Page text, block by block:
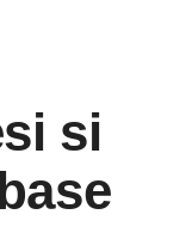
si